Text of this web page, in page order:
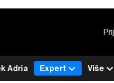
Adria Expert Više